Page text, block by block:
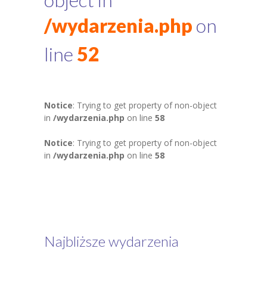
/wydarzenia.php on
line 52
Notice: Trying to get property of non-object
in /wydarzenia.php on line 58
Notice: Trying to get property of non-object
in /wydarzenia.php on line 58
Najbliższe wydarzenia